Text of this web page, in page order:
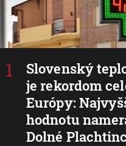
Slovenský
je rekordom
Európy:
hodnotu
Dolné